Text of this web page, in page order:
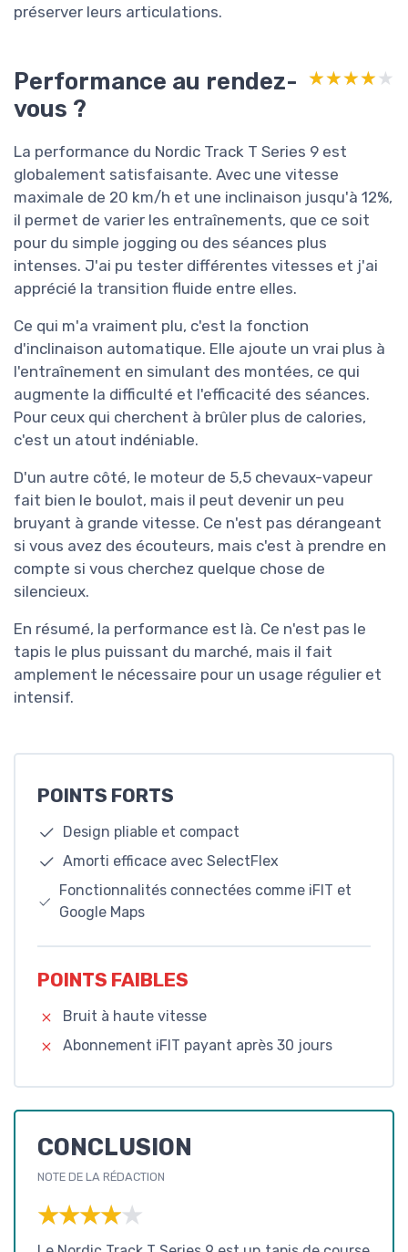
préserver leurs articulations.
Performance au rendez-
vous ?
★★★★★
★★★★★
La performance du Nordic Track T Series 9 est
globalement satisfaisante. Avec une vitesse
maximale de 20 km/h et une inclinaison jusqu'à 12%,
il permet de varier les entraînements, que ce soit
pour du simple jogging ou des séances plus
intenses. J'ai pu tester différentes vitesses et j'ai
apprécié la transition fluide entre elles.
Ce qui m'a vraiment plu, c'est la fonction
d'inclinaison automatique. Elle ajoute un vrai plus à
l'entraînement en simulant des montées, ce qui
augmente la difficulté et l'efficacité des séances.
Pour ceux qui cherchent à brûler plus de calories,
c'est un atout indéniable.
D'un autre côté, le moteur de 5,5 chevaux-vapeur
fait bien le boulot, mais il peut devenir un peu
bruyant à grande vitesse. Ce n'est pas dérangeant
si vous avez des écouteurs, mais c'est à prendre en
compte si vous cherchez quelque chose de
silencieux.
En résumé, la performance est là. Ce n'est pas le
tapis le plus puissant du marché, mais il fait
amplement le nécessaire pour un usage régulier et
intensif.
POINTS FORTS
Design pliable et compact
Amorti efficace avec SelectFlex
Fonctionnalités connectées comme iFIT et
Google Maps
POINTS FAIBLES
Bruit à haute vitesse
Abonnement iFIT payant après 30 jours
CONCLUSION
NOTE DE LA RÉDACTION
★★★★★
★★★★★